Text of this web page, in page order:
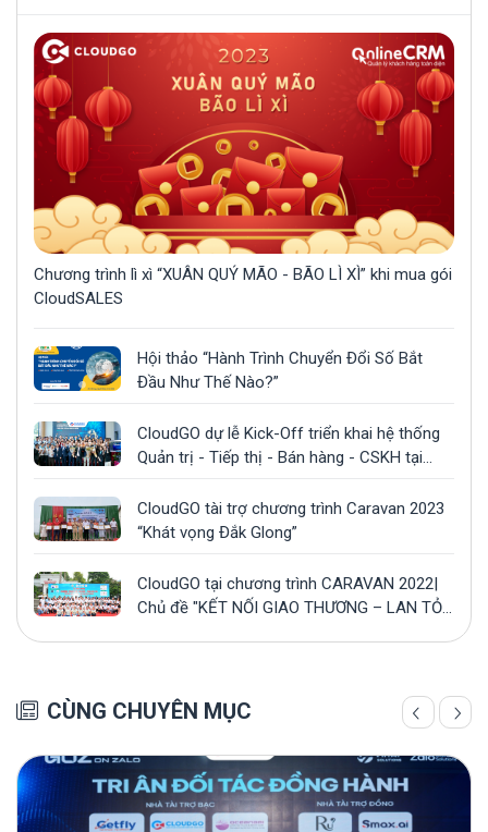
Chương trình lì xì “XUÂN QUÝ MÃO - BÃO LÌ XÌ” khi mua gói
CloudSALES
Hội thảo “Hành Trình Chuyển Đổi Số Bắt
Đầu Như Thế Nào?”
CloudGO dự lễ Kick-Off triển khai hệ thống
Quản trị - Tiếp thị - Bán hàng - CSKH tại
CloudGO tài trợ chương trình Caravan 2023
“Khát vọng Đắk Glong”
CloudGO tại chương trình CARAVAN 2022|
Chủ đề "KẾT NỐI GIAO THƯƠNG – LAN TỎA
CÙNG CHUYÊN MỤC